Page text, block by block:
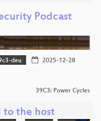
Podcast
deu
2025-12-28
39C3: Power Cycles
to the host